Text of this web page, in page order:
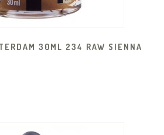
30ML 234 RAW SIENNA